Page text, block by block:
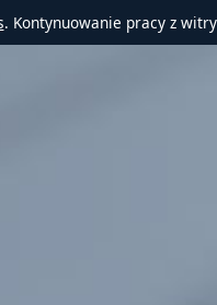
. Kontynuowanie pracy z